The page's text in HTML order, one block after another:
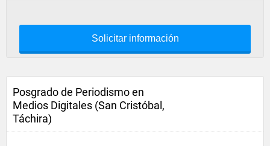
Solicitar información
Posgrado de Periodismo en
Medios Digitales (San Cristóbal,
Táchira)